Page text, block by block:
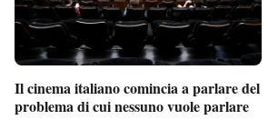
Il cinema italiano comincia a parlare del
problema di cui nessuno vuole parlare